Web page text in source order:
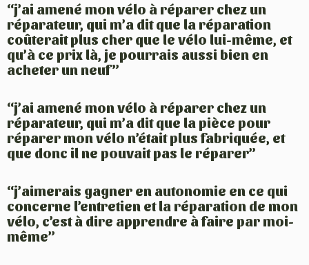
“j’ai amené mon vélo à réparer chez un
réparateur, qui m’a dit que la réparation
coûterait plus cher que le vélo lui-même, et
qu’à ce prix là, je pourrais aussi bien en
acheter un neuf”
“j’ai amené mon vélo à réparer chez un
réparateur, qui m’a dit que la pièce pour
réparer mon vélo n’était plus fabriquée, et
que donc il ne pouvait pas le réparer”
“j’aimerais gagner en autonomie en ce qui
concerne l’entretien et la réparation de mon
vélo, c’est à dire apprendre à faire par moi-
même”